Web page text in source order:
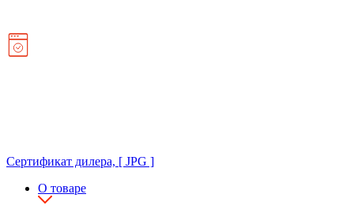
Сертификат дилера, [ JPG ]
О товаре